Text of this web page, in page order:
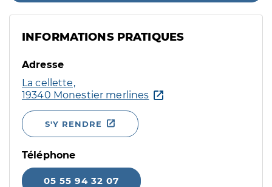
INFORMATIONS PRATIQUES
Adresse
La cellette,
19340 Monestier merlines
S'Y RENDRE
Téléphone
05 55 94 32 07